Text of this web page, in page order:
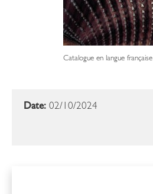
Catalogue en langue française
Date: 02/10/2024